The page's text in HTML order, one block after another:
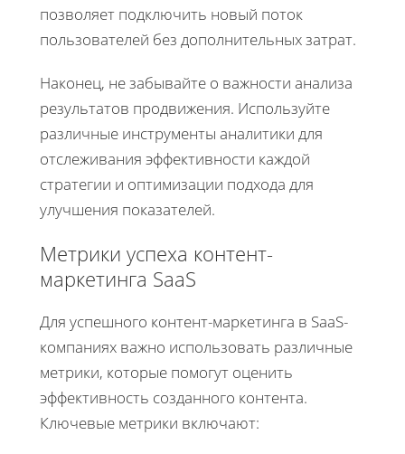
позволяет подключить новый поток
пользователей без дополнительных затрат.
Наконец, не забывайте о важности анализа
результатов продвижения. Используйте
различные инструменты аналитики для
отслеживания эффективности каждой
стратегии и оптимизации подхода для
улучшения показателей.
Метрики успеха контент-
маркетинга SaaS
Для успешного контент-маркетинга в SaaS-
компаниях важно использовать различные
метрики, которые помогут оценить
эффективность созданного контента.
Ключевые метрики включают: